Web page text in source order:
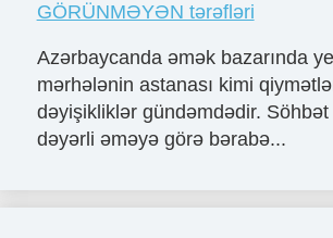
GÖRÜNMƏYƏN tərəfləri
Azərbaycanda əmək bazarında
mərhələnin astanası kimi
dəyişikliklər gündəmdədir. Söhbət
dəyərli əməyə görə bərabə...